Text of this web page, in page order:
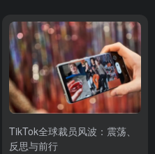
TikTok全球裁员风波：震荡、
反思与前行